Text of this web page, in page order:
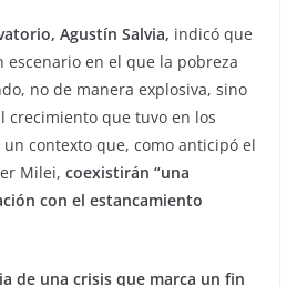
Agustín Salvia, indicó que
escenario en el que la pobreza
no de manera explosiva, sino
crecimiento que tuvo en los
un contexto que, como anticipó el
Milei, coexistirán “una
con el estancamiento
de una crisis que marca un fin